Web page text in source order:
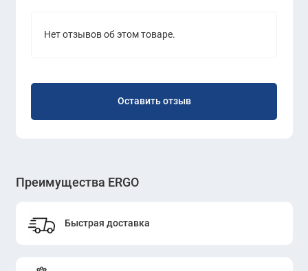
Нет отзывов об этом товаре.
Оставить отзыв
Преимущества ERGO
Быстрая доставка